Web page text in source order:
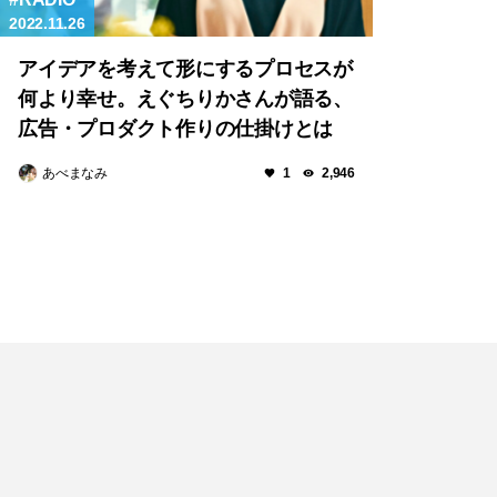
2022.11.26
アイデアを考えて形にするプロセスが
何より幸せ。えぐちりかさんが語る、
広告・プロダクト作りの仕掛けとは
あべまなみ 1 2,946